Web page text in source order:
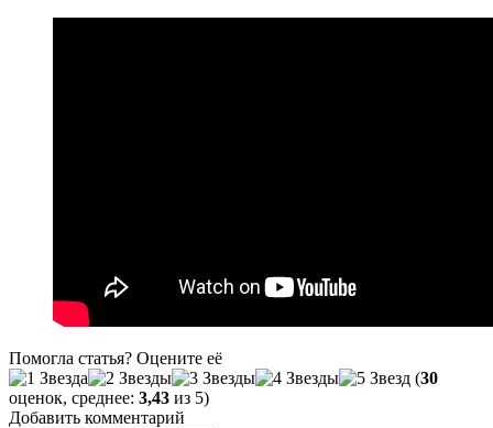
Помогла статья? Оцените её
(30
оценок, среднее: 3,43 из 5)
Добавить комментарий